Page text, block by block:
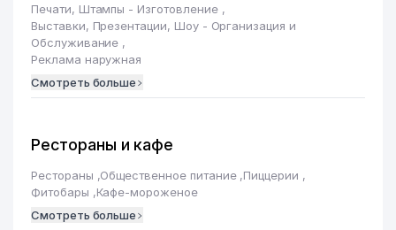
Печати, Штампы - Изготовление ,
Выставки, Презентации, Шоу - Организация и
Обслуживание ,
Реклама наружная
Смотреть больше
Рестораны и кафе
Рестораны ,Общественное питание ,Пиццерии ,
Фитобары ,Кафе-мороженое
Смотреть больше